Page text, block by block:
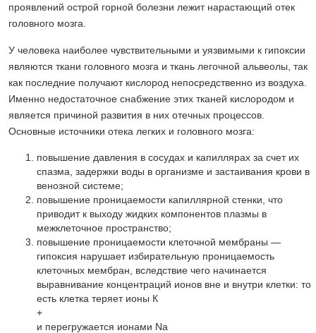
проявлений острой горной болезни лежит нарастающий отек
головного мозга.
У человека наиболее чувствительными и уязвимыми к гипоксии
являются ткани головного мозга и ткань легочной альвеолы, так
как последние получают кислород непосредственно из воздуха.
Именно недостаточное снабжение этих тканей кислородом и
является причиной развития в них отечных процессов.
Основные источники отека легких и головного мозга:
повышение давления в сосудах и капиллярах за счет их
спазма, задержки воды в организме и застаивания крови в
венозной системе;
повышение проницаемости капиллярной стенки, что
приводит к выходу жидких компонентов плазмы в
межклеточное пространство;
повышение проницаемости клеточной мембраны —
гипоксия нарушает избирательную проницаемость
клеточных мембран, вследствие чего начинается
выравнивание концентраций ионов вне и внутри клетки: то
есть клетка теряет ионы К
+
и перегружается ионами Na